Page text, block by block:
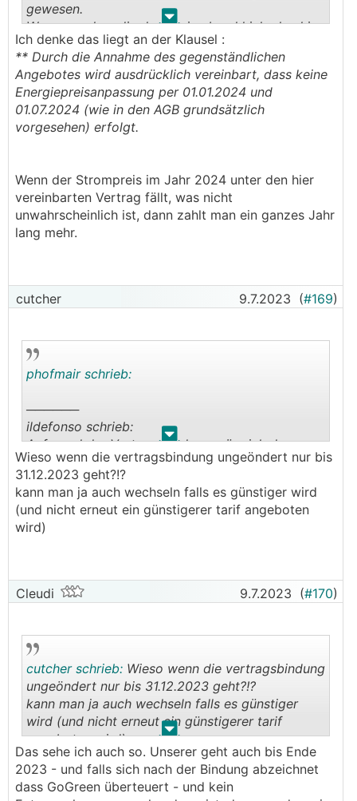
. .
gewesen.
Warum senken die den Preis obwohl ich ohnehin
an sie gebunden bin?
Das erscheint mir absolut unlogisch.
Ich denke das liegt an der Klausel :
** Durch die Annahme des gegenständlichen
Angebotes wird ausdrücklich vereinbart, dass keine
Energiepreisanpassung per 01.01.2024 und
01.07.2024 (wie in den AGB grundsätzlich
vorgesehen) erfolgt.
Wenn der Strompreis im Jahr 2024 unter den hier
vereinbarten Vertrag fällt, was nicht
unwahrscheinlich ist, dann zahlt man ein ganzes Jahr
lang mehr.
cutcher 9.7.2023 (#169)
. .
phofmair schrieb:
──────
ildefonso schrieb:
Aufgrund der Vertragsbindung wäre ich denen
ohnehin bis Ende 2023 schutzlos ausgeliefert
gewesen.
Warum senken die den Preis obwohl ich ohnehin
an sie gebunden bin?
Das erscheint mir absolut unlogisch.
Ich denke das liegt an der Klausel :
** Durch die Annahme des gegenständlichen
keine Energiepreisanpassung per 01.01.2024 und
01.07.2024 (wie in den AGB grundsätzlich
vorgesehen) erfolgt.
Wenn der Strompreis im Jahr 2024 unter den hier
vereinbarten Vertrag fällt, was nicht
unwahrscheinlich ist, dann zahlt man ein ganzes
Jahr lang mehr.
Wieso wenn die vertragsbindung ungeöndert nur bis
31.12.2023 geht?!?
kann man ja auch wechseln falls es günstiger wird
(und nicht erneut ein günstigerer tarif angeboten
wird)
Cleudi 9.7.2023 (#170)
. .
cutcher schrieb: Wieso wenn die vertragsbindung
ungeöndert nur bis 31.12.2023 geht?!?
kann man ja auch wechseln falls es günstiger
wird (und nicht erneut ein günstigerer tarif
angeboten wird)
Das sehe ich auch so. Unserer geht auch bis Ende
2023 - und falls sich nach der Bindung abzeichnet
dass GoGreen überteuert - und kein